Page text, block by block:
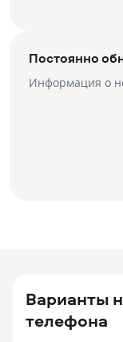
Постоянно
Информация о
Варианты
телефона